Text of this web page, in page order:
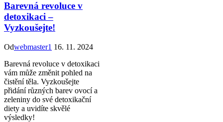
Barevná revoluce v
detoxikaci –
Vyzkoušejte!
Odwebmaster1 16. 11. 2024
Barevná revoluce v detoxikaci
vám může změnit pohled na
čistění těla. Vyzkoušejte
přidání různých barev ovocí a
zeleniny do své detoxikační
diety a uvidíte skvělé
výsledky!